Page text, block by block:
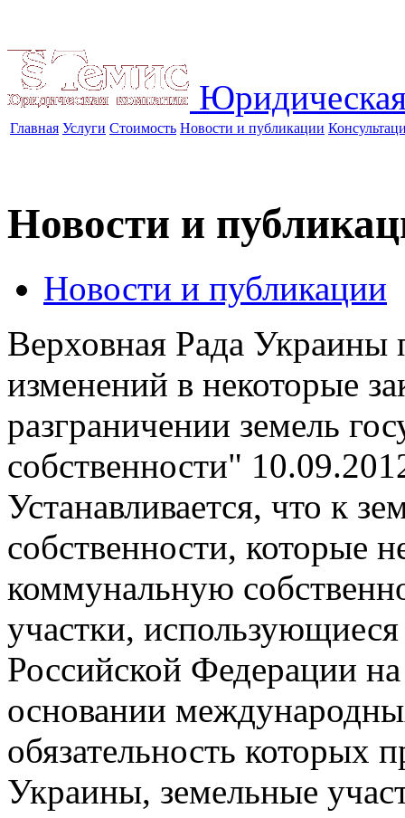
Главная Услуги Стоимость Новости и публикации
Новости и
Новости и публикации
Верховная Рада Украины
изменений в некоторые
разграничении земель
собственности"
Устанавливается, что к
собственности, которые
коммунальную
участки,
Российской Федерации
основании
обязательность которых
Украины, земельные